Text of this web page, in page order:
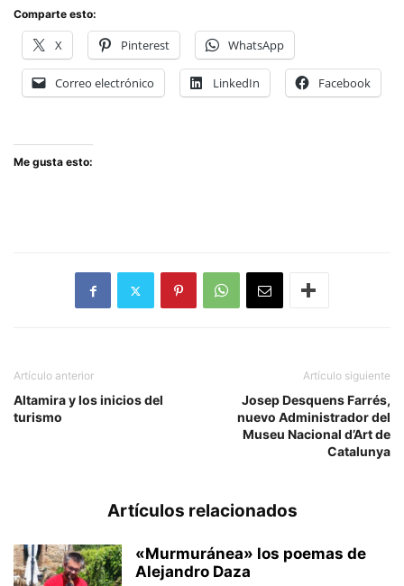
Comparte esto:
X Pinterest WhatsApp
Correo electrónico LinkedIn Facebook
Me gusta esto:
Artículo anterior
Altamira y los inicios del
turismo
Artículo siguiente
Josep Desquens Farrés,
nuevo Administrador del
Museu Nacional d’Art de
Catalunya
Artículos relacionados
«Murmuránea» los poemas de
Alejandro Daza